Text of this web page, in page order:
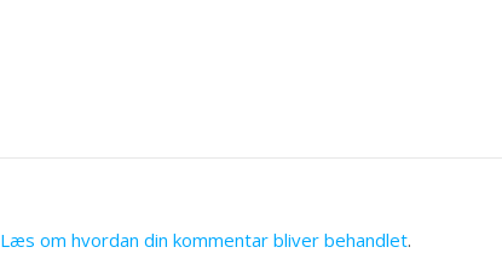
Læs om hvordan din kommentar bliver behandlet.